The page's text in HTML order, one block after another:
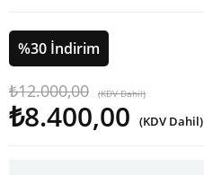
%30 İndirim
₺12.000,00 (KDV Dahil)
₺8.400,00 (KDV Dahil)